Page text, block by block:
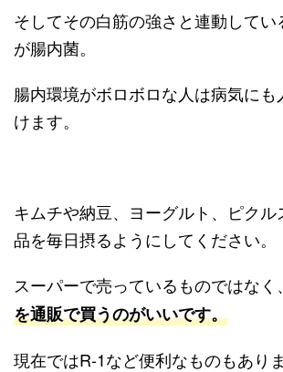
そしてその白筋の強さと連動して
が腸内菌。
腸内環境がボロボロな人は病気にも
けます。
キムチや納豆、ヨーグルト、ピクル
品を毎日摂るようにしてください。
スーパーで売っているものではなく、
を通販で買うのがいいです。
現在ではR-1など便利なものもあり